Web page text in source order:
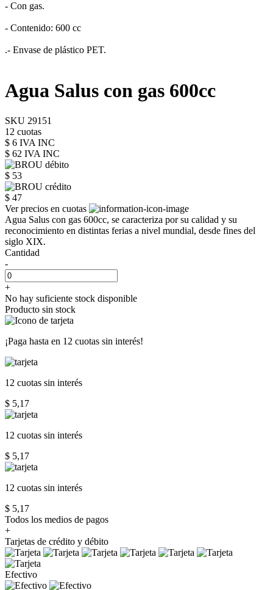
- Con gas.
- Contenido: 600 cc
.- Envase de plástico PET.
Agua Salus con gas 600cc
SKU 29151
12 cuotas
$ 6 IVA INC
$ 62 IVA INC
$ 53
$ 47
Ver precios en cuotas
Agua Salus con gas 600cc, se caracteriza por su calidad y su
reconocimiento en distintas ferias a nivel mundial, desde fines del
siglo XIX.
Cantidad
-
+
No hay suficiente stock disponible
Producto sin stock
¡Paga hasta en 12 cuotas sin interés!
12 cuotas sin interés
$ 5,17
12 cuotas sin interés
$ 5,17
12 cuotas sin interés
$ 5,17
Todos los medios de pagos
+
Tarjetas de crédito y débito
Efectivo